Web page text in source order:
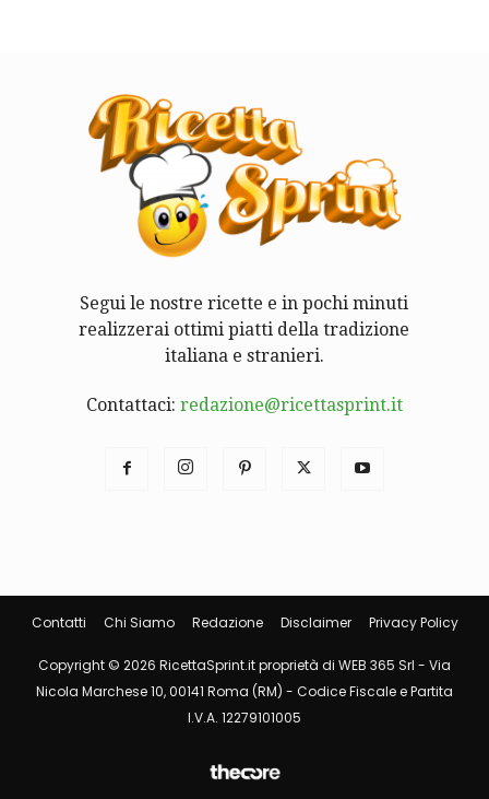
Segui le nostre ricette e in pochi minuti
realizzerai ottimi piatti della tradizione
italiana e stranieri.
Contattaci: redazione@ricettasprint.it
Contatti Chi Siamo Redazione Disclaimer Privacy Policy
Copyright © 2026 RicettaSprint.it proprietà di WEB 365 Srl - Via
Nicola Marchese 10, 00141 Roma (RM) - Codice Fiscale e Partita
I.V.A. 12279101005